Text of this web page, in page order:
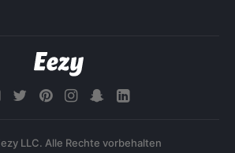
LLC. Alle Rechte vorbehalten